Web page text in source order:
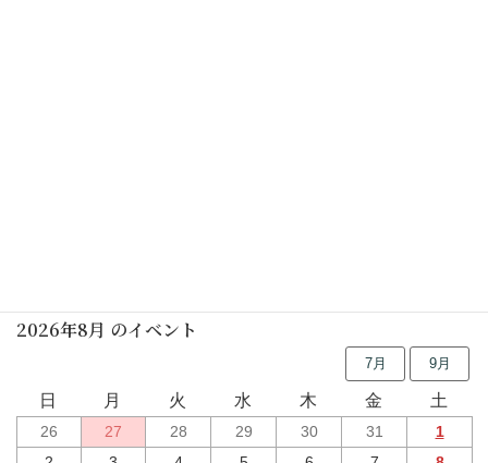
2026年8月 のイベント
7月 9月
日 月 火 水 木 金 土
26 27 28 29 30 31
1